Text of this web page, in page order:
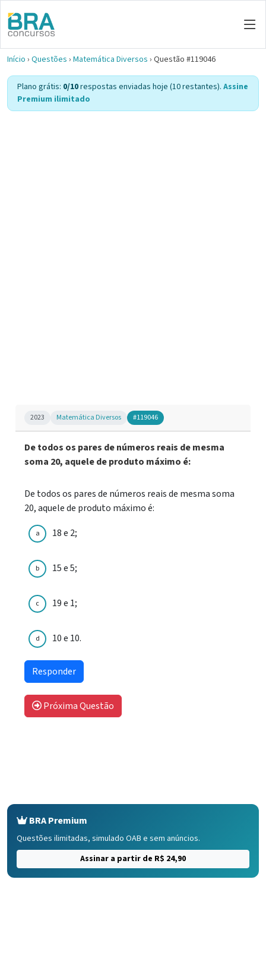
Início › Questões › Matemática Diversos › Questão #119046
Plano grátis: 0/10respostas enviadas hoje (10 restantes). Assine
Premium ilimitado
2023 Matemática Diversos #119046
De todos os pares de números reais de mesma
soma 20, aquele de produto máximo é:
De todos os pares de números reais de mesma soma
20, aquele de produto máximo é:
a 18 e 2;
b 15 e 5;
c 19 e 1;
d 10 e 10.
Próxima Questão
BRA Premium
Questões ilimitadas, simulado OAB e sem anúncios.
Assinar a partir de R$ 24,90